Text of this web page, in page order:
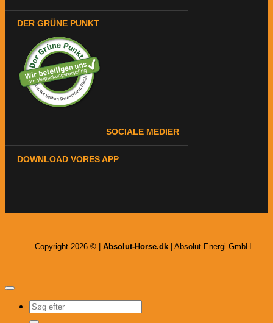
DER GRÜNE PUNKT
SOCIALE MEDIER
DOWNLOAD VORES APP
Copyright 2026 © | Absolut-Horse.dk| Absolut Energi GmbH
Søg
efter: